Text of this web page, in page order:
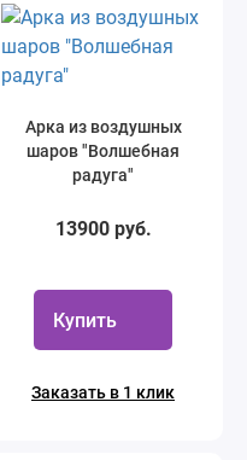
Арка из воздушных
шаров "Волшебная
радуга"
13900 руб.
Купить
Заказать в 1 клик